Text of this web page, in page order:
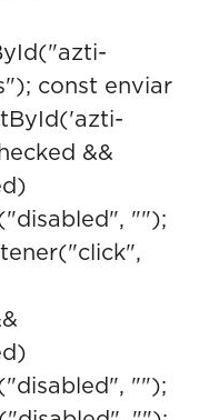
const enviar
&&
"");
"");